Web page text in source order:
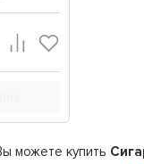
можете купить